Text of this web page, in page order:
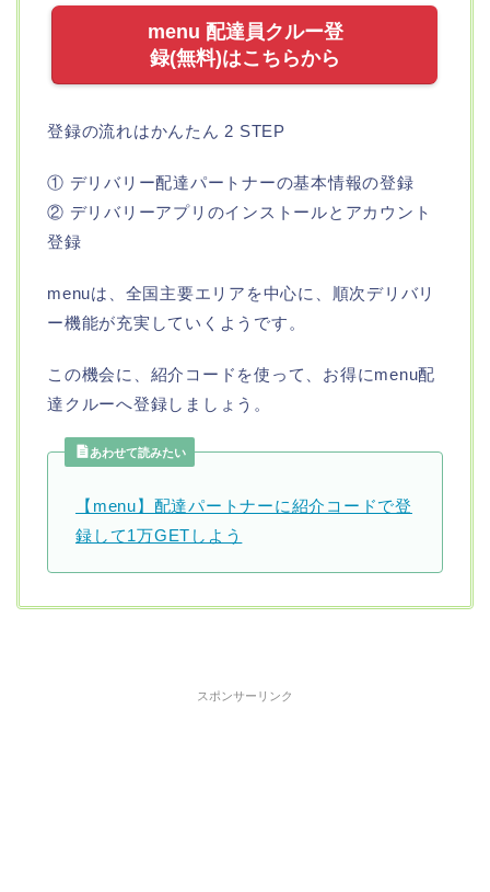
menu 配達員クルー登
録(無料)はこちらから
登録の流れはかんたん 2 STEP
① デリバリー配達パートナーの基本情報の登録
② デリバリーアプリのインストールとアカウント
登録
menuは、全国主要エリアを中心に、順次デリバリ
ー機能が充実していくようです。
この機会に、紹介コードを使って、お得にmenu配
達クルーへ登録しましょう。
あわせて読みたい
【menu】配達パートナーに紹介コードで登
録して1万GETしよう
スポンサーリンク